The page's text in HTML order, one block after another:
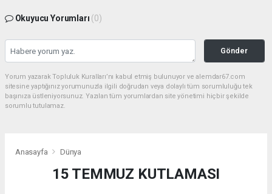
Okuyucu Yorumları (0)
Gönder
Yorum yazarak Topluluk Kuralları’nı kabul etmiş bulunuyor ve alemdar67.com
sitesine yaptığınız yorumunuzla ilgili doğrudan veya dolaylı tüm sorumluluğu tek
başınıza üstleniyorsunuz. Yazılan tüm yorumlardan site yönetimi hiçbir şekilde
sorumlu tutulamaz.
Anasayfa Dünya
15 TEMMUZ KUTLAMASI